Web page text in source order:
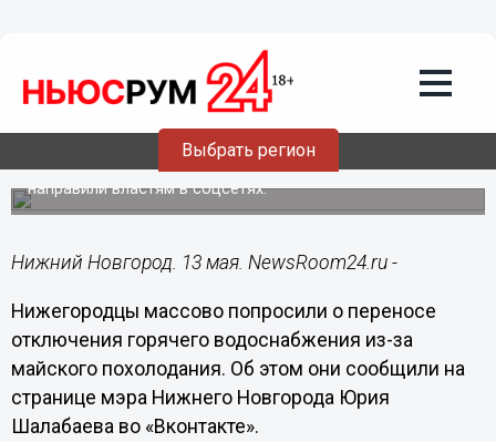
Выбрать регион
Нижегородцы выступили за перенос
сроков отключения ГВС из-за
похолодания
Просьбы о пересмотре графика ремонта сетей они
направили властям в соцсетях.
Нижний Новгород. 13 мая. NewsRoom24.ru -
Нижегородцы массово попросили о переносе
отключения горячего водоснабжения из-за
майского похолодания. Об этом они сообщили на
странице мэра Нижнего Новгорода Юрия
Шалабаева во «Вконтакте».